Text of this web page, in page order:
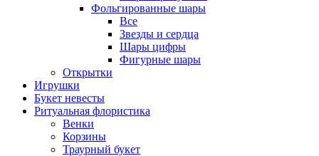
Фольгированные шары
Все
Звезды и сердца
Шары цифры
Фигурные шары
Открытки
Игрушки
Букет невесты
Ритуальная флористика
Венки
Корзины
Траурный букет